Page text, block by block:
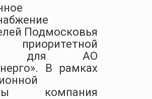
Подмосковья
приоритетной
для АО
В рамках
компания